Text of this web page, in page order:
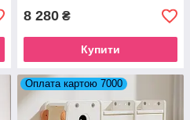
8 280 ₴
Купити
Оплата картою 7000